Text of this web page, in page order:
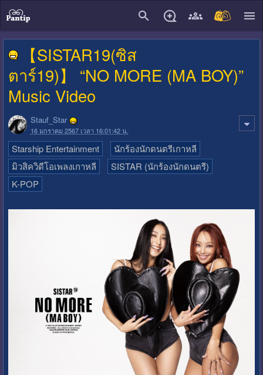
【SISTAR19(ซิส
ตาร์19)】 “NO MORE (MA BOY)”
Music Video
Stauf_Star
16 มกราคม 2567 เวลา 16:01:42 น.
Starship Entertainment
นักร้องนักดนตรีเกาหลี
มิวสิควิดีโอเพลงเกาหลี
SISTAR (นักร้องนักดนตรี)
K-POP
close